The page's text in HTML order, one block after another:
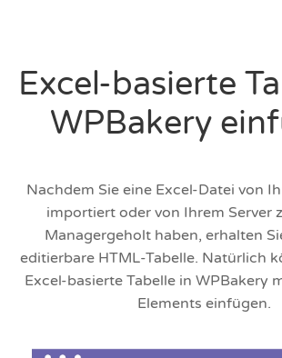
Excel-basierte
WPBakery
Nachdem Sie eine Excel-Datei von
importiert oder von Ihrem Server
Managergeholt haben, erhalten
editierbare HTML-Tabelle. Natürlich
Excel-basierte Tabelle in WPBakery
Elements einfügen.